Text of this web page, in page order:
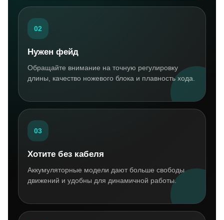
02
Нужен фейд
Обращайте внимание на точную регулировку
длины, качество ножевого блока и плавность хода.
03
Хотите без кабеля
Аккумуляторные модели дают больше свободы
движений и удобны для динамичной работы.